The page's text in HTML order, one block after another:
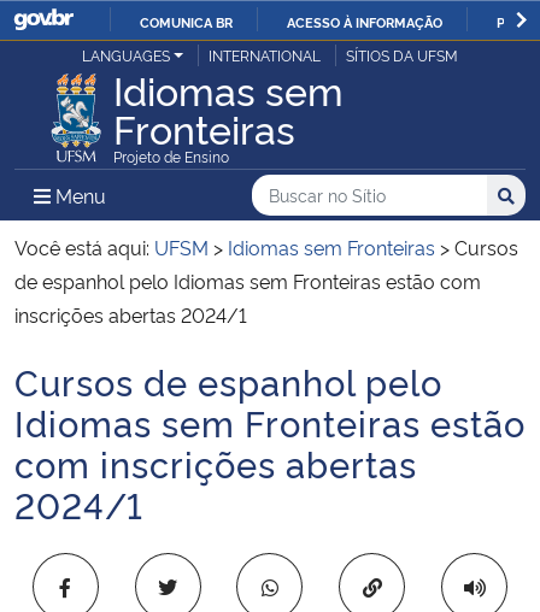
IR
PARA
O
COMUNICA BR ACESSO À INFORMAÇÃO
Ministério da Justiça e Segurança Pública
Ministério da Defesa
Ministério das Relações Exteriores
Ministério da Economia
Ministério da Infraestrutura
Ministério da Agricultura, Pecuária e Abastecimento
Ministério da Educação
Ministério da Cidadania
LANGUAGES INTERNATIONAL SÍTIOS DA UFSM
Idiomas sem
Fronteiras
Projeto de Ensino
Menu Menu Principal do Sítio
Busca
Buscar no no Sítio
Busca:
Você está aqui: UFSM > Idiomas sem Fronteiras >Cursos
de espanhol pelo Idiomas sem Fronteiras estão com
inscrições abertas 2024/1
Início do conteúdo
Cursos de espanhol pelo
Idiomas sem Fronteiras estão
com inscrições abertas
2024/1
Copiar para área